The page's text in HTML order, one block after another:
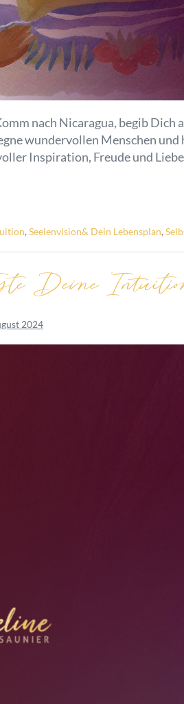
nach Nicaragua, begib
wundervollen Menschen
Inspiration, Freude und
, Seelenvision& Dein Lebensplan,
Deine
2024